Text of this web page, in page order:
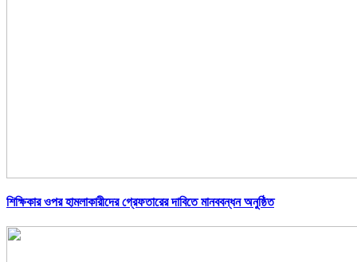
শিক্ষিকার ওপর হামলাকারীদের গ্রেফতারের দাবিতে মানববন্ধন অনুষ্ঠিত